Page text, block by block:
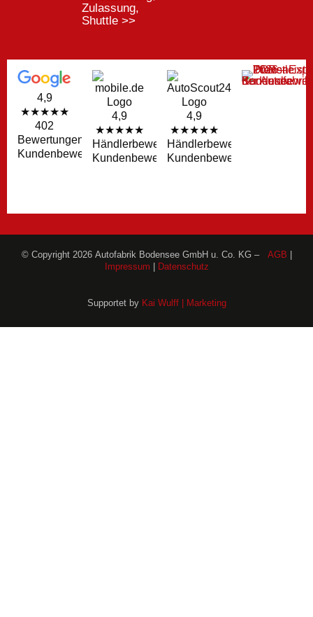
Zulassung,
Shuttle >>
4,9
★★★★★
402
Bewertungen
Kundenbewertungen
4,9
★★★★★
Händlerbewertungen
Kundenbewertungen
4,9
★★★★★
Händlerbewertungen
Kundenbewertungen
© Copyright 2026 Autofabrik Bodensee GmbH u. Co. KG – AGB
Impressum
Datenschutz
Supportet by Kai Wulff | Marketing